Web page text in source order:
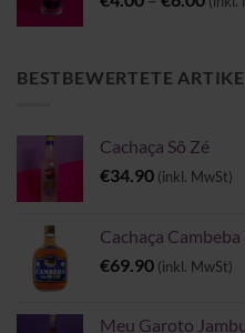
BESTBEWERTETE
Cachaça Sô Zé
€34.90 (inkl. MwSt)
Cachaça Cambeba
€69.90 (inkl. MwSt)
Meu Garoto